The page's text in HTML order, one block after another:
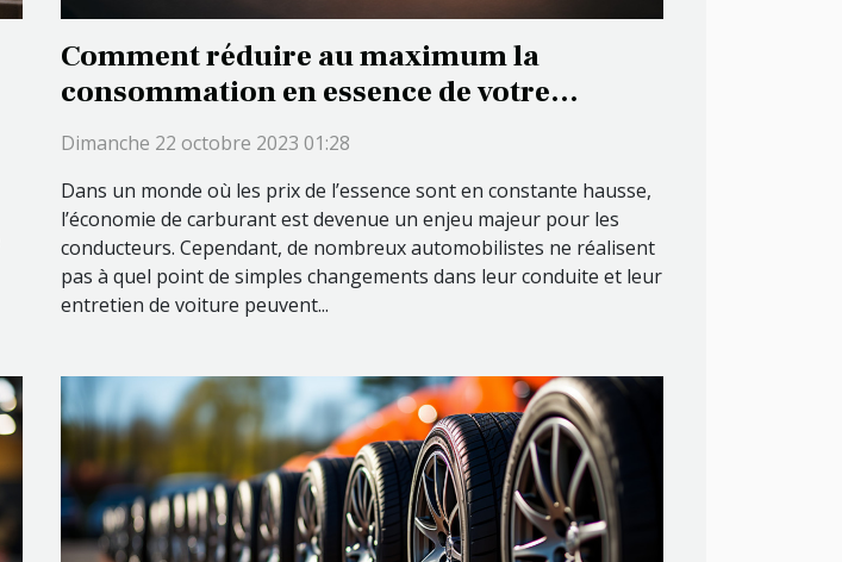
Comment réduire au maximum la
consommation en essence de votre
véhicule ?
Dimanche 22 octobre 2023 01:28
Dans un monde où les prix de l’essence sont en constante hausse,
l’économie de carburant est devenue un enjeu majeur pour les
conducteurs. Cependant, de nombreux automobilistes ne réalisent
pas à quel point de simples changements dans leur conduite et leur
entretien de voiture peuvent...